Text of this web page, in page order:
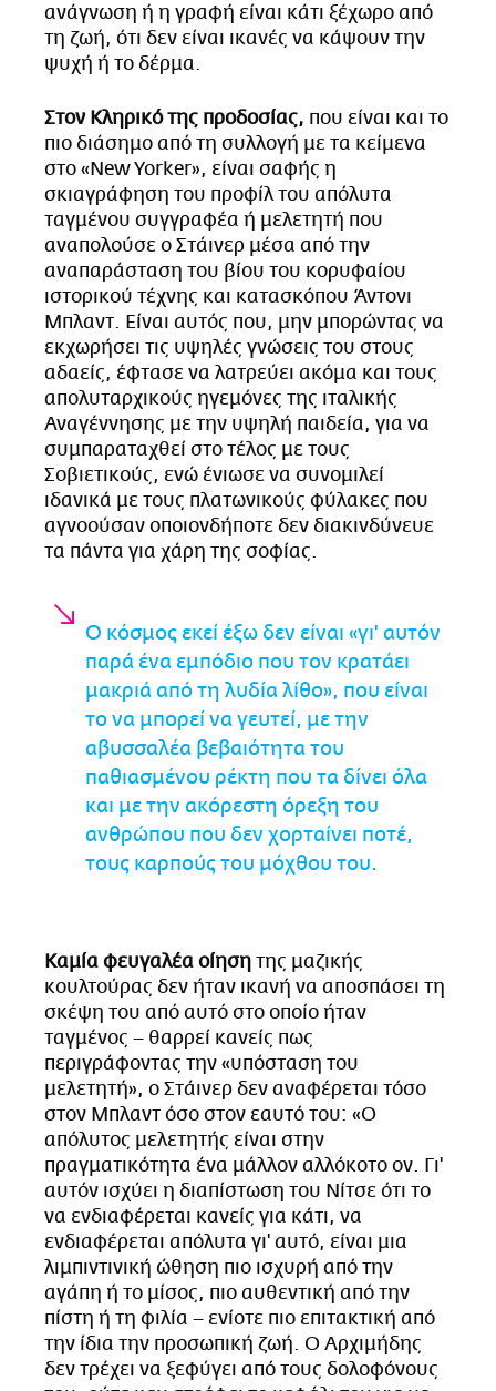
ανάγνωση ή η γραφή είναι κάτι ξέχωρο από
τη ζωή, ότι δεν είναι ικανές να κάψουν την
ψυχή ή το δέρμα.
Στον Κληρικό της προδοσίας, που είναι και το
πιο διάσημο από τη συλλογή με τα κείμενα
στο «New Yorker», είναι σαφής η
σκιαγράφηση του προφίλ του απόλυτα
ταγμένου συγγραφέα ή μελετητή που
αναπολούσε ο Στάινερ μέσα από την
αναπαράσταση του βίου του κορυφαίου
ιστορικού τέχνης και κατασκόπου Άντονι
Μπλαντ. Είναι αυτός που, μην μπορώντας να
εκχωρήσει τις υψηλές γνώσεις του στους
αδαείς, έφτασε να λατρεύει ακόμα και τους
απολυταρχικούς ηγεμόνες της ιταλικής
Αναγέννησης με την υψηλή παιδεία, για να
συμπαραταχθεί στο τέλος με τους
Σοβιετικούς, ενώ ένιωσε να συνομιλεί
ιδανικά με τους πλατωνικούς φύλακες που
αγνοούσαν οποιονδήποτε δεν διακινδύνευε
τα πάντα για χάρη της σοφίας.
Ο κόσμος εκεί έξω δεν είναι «γι' αυτόν
παρά ένα εμπόδιο που τον κρατάει
μακριά από τη λυδία λίθο», που είναι
το να μπορεί να γευτεί, με την
αβυσσαλέα βεβαιότητα του
παθιασμένου ρέκτη που τα δίνει όλα
και με την ακόρεστη όρεξη του
ανθρώπου που δεν χορταίνει ποτέ,
τους καρπούς του μόχθου του.
Καμία φευγαλέα οίηση της μαζικής
κουλτούρας δεν ήταν ικανή να αποσπάσει τη
σκέψη του από αυτό στο οποίο ήταν
ταγμένος – θαρρεί κανείς πως
περιγράφοντας την «υπόσταση του
μελετητή», ο Στάινερ δεν αναφέρεται τόσο
στον Μπλαντ όσο στον εαυτό του: «Ο
απόλυτος μελετητής είναι στην
πραγματικότητα ένα μάλλον αλλόκοτο ον. Γι'
αυτόν ισχύει η διαπίστωση του Νίτσε ότι το
να ενδιαφέρεται κανείς για κάτι, να
ενδιαφέρεται απόλυτα γι' αυτό, είναι μια
λιμπιντινική ώθηση πιο ισχυρή από την
αγάπη ή το μίσος, πιο αυθεντική από την
πίστη ή τη φιλία – ενίοτε πιο επιτακτική από
την ίδια την προσωπική ζωή. Ο Αρχιμήδης
δεν τρέχει να ξεφύγει από τους δολοφόνους